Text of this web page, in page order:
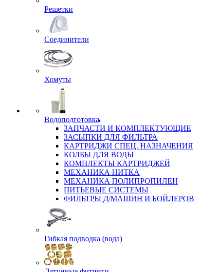
Решетки
Соединители
Хомуты
Водоподготовка
ЗАПЧАСТИ И КОМПЛЕКТУЮЩИЕ
ЗАСЫПКИ ДЛЯ ФИЛЬТРА
КАРТРИДЖИ СПЕЦ. НАЗНАЧЕНИЯ
КОЛБЫ ДЛЯ ВОДЫ
КОМПЛЕКТЫ КАРТРИДЖЕЙ
МЕХАНИКА НИТКА
МЕХАНИКА ПОЛИПРОПИЛЕН
ПИТЬЕВЫЕ СИСТЕМЫ
ФИЛЬТРЫ Д/МАШИН И БОЙЛЕРОВ
Гибкая подводка (вода)